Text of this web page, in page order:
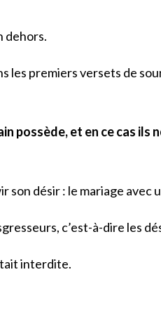
dehors.
les premiers versets de
possède, et en ce cas ils
désir : le mariage avec
c’est-à-dire les
interdite.